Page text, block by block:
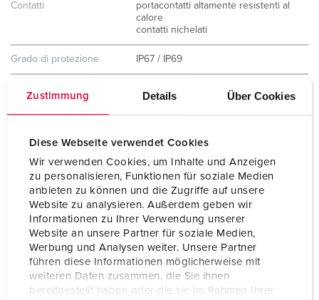
Zustimmung Details Über Cookies
Diese Webseite verwendet Cookies
Wir verwenden Cookies, um Inhalte und Anzeigen
zu personalisieren, Funktionen für soziale Medien
anbieten zu können und die Zugriffe auf unsere
Website zu analysieren. Außerdem geben wir
Informationen zu Ihrer Verwendung unserer
Website an unsere Partner für soziale Medien,
Werbung und Analysen weiter. Unsere Partner
führen diese Informationen möglicherweise mit
weiteren Daten zusammen, die Sie ihnen
bereitgestellt haben oder die sie im Rahmen Ihrer
Contatti
portacontatti altamente resistenti al
calore
contatti nichelati
Grado di protezione IP67 / IP69
Dichiarazione di
CB Zertifikat